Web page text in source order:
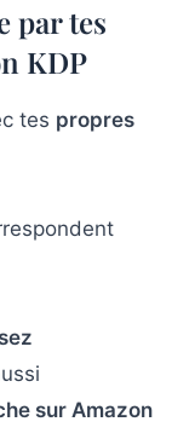
par tes
KDP
tes propres
sur Amazon